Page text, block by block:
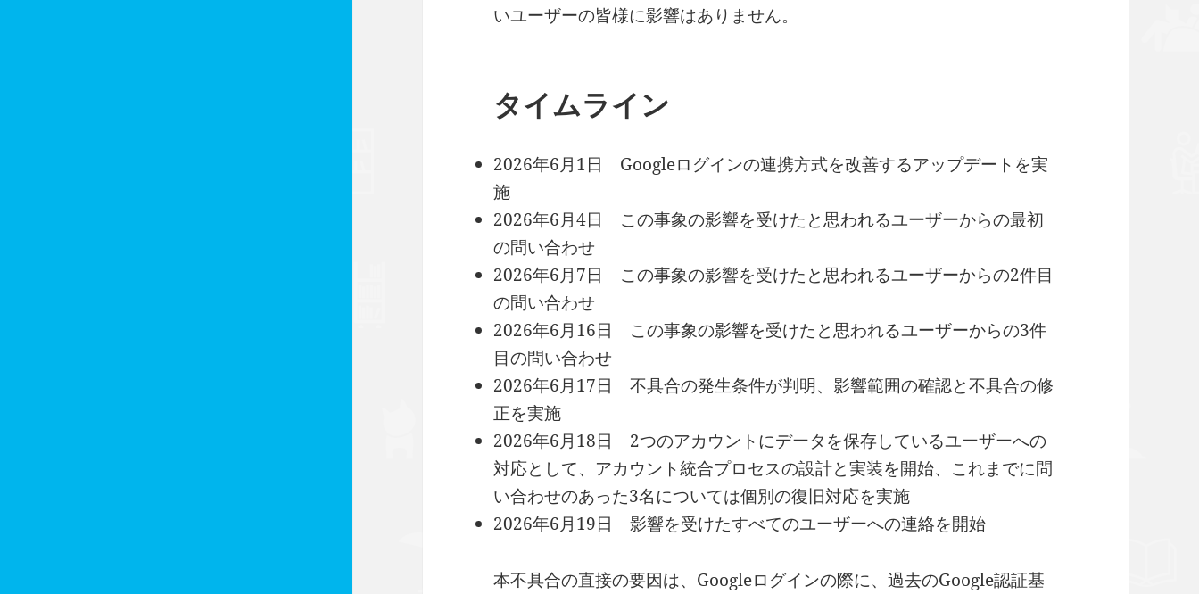
いユーザーの皆様に影響はありません。
タイムライン
2026年6月1日 Googleログインの連携方式を改善するアップデートを実
施
2026年6月4日 この事象の影響を受けたと思われるユーザーからの最初
の問い合わせ
2026年6月7日 この事象の影響を受けたと思われるユーザーからの2件目
の問い合わせ
2026年6月16日 この事象の影響を受けたと思われるユーザーからの3件
目の問い合わせ
2026年6月17日 不具合の発生条件が判明、影響範囲の確認と不具合の修
正を実施
2026年6月18日 2つのアカウントにデータを保存しているユーザーへの
対応として、アカウント統合プロセスの設計と実装を開始、これまでに問
い合わせのあった3名については個別の復旧対応を実施
2026年6月19日 影響を受けたすべてのユーザーへの連絡を開始
本不具合の直接の要因は、Googleログインの際に、過去のGoogle認証基